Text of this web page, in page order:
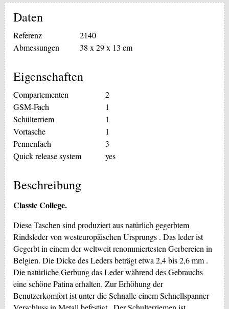
Daten
Referenz
2140
Abmessungen
38 x 29 x 13 cm
Eigenschaften
Compartementen
2
GSM-Fach
1
Schülterriem
1
Vortasche
1
Pennenfach
3
Quick release system
yes
Beschreibung
Classic College.
Diese Taschen sind produziert aus natürlich gegerbtem
Rindsleder von westeuropäischen Ursprungs . Das leder ist
Gegerbt in einem der weltweit renommiertesten Gerbereien in
Belgien. Die Dicke des Leders beträgt etwa 2,4 bis 2,6 mm .
Die natürliche Gerbung das Leder während des Gebrauchs
eine schöne Patina erhalten. Zur Erhöhung der
Benutzerkomfort ist unter die Schnalle einem Schnellspanner